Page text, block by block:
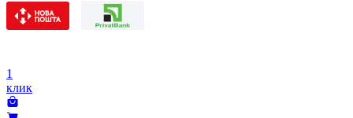
1
клик